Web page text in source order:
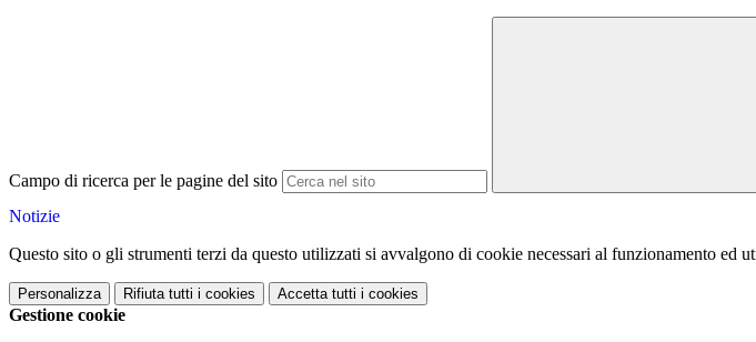
Campo di ricerca per le pagine del sito
Notizie
Questo sito o gli strumenti terzi da questo utilizzati si avvalgono di cookie necessari al funzionamento ed
Personalizza Rifiuta tutti i cookies Accetta tutti i cookies
Gestione cookie